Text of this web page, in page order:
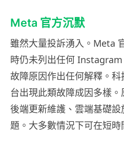
Meta 官方沉默
雖然大量投訴湧入。Meta
時仍未列出任何
故障原因作出任何解釋。
台出現此類故障成因多樣。
後端更新維護、雲端基礎
題。大多數情況下可在短時